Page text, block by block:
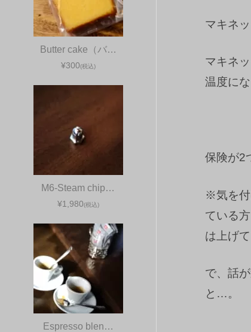
マキネ
マキネ
温度に
保険が2
※気を付
ている
は上げ
で、話
と…。
Butter cake（バ…
¥300(税込)
M6-Steam chip…
¥1,980(税込)
Espresso blen…